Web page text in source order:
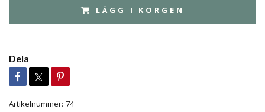
LÄGG I KORGEN
Dela
Artikelnummer: 74